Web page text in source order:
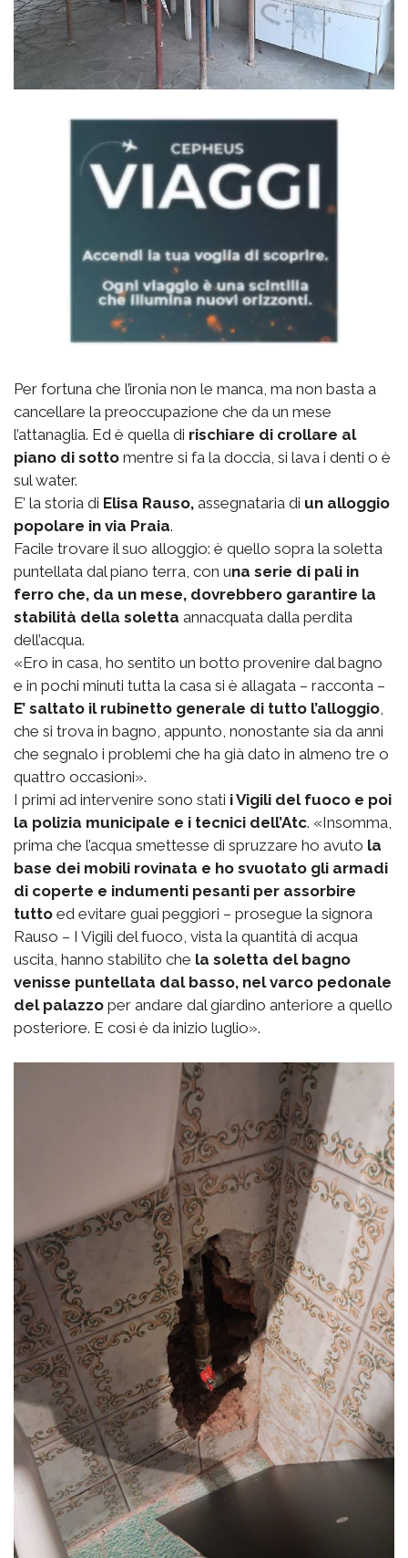
Per fortuna che l’ironia non le manca, ma non basta a
cancellare la preoccupazione che da un mese
l’attanaglia. Ed è quella di rischiare di crollare al
piano di sotto mentre si fa la doccia, si lava i denti o è
sul water.
E’ la storia di Elisa Rauso, assegnataria di un alloggio
popolare in via Praia.
Facile trovare il suo alloggio: è quello sopra la soletta
puntellata dal piano terra, con una serie di pali in
ferro che, da un mese, dovrebbero garantire la
stabilità della soletta annacquata dalla perdita
dell’acqua.
«Ero in casa, ho sentito un botto provenire dal bagno
e in pochi minuti tutta la casa si è allagata – racconta –
E’ saltato il rubinetto generale di tutto l’alloggio
che si trova in bagno, appunto, nonostante sia da anni
che segnalo i problemi che ha già dato in almeno tre o
quattro occasioni».
I primi ad intervenire sono stati i Vigili del fuoco e poi
la polizia municipale e i tecnici dell’Atc. «Insomma,
prima che l’acqua smettesse di spruzzare ho avuto la
base dei mobili rovinata e ho svuotato gli armadi
di coperte e indumenti pesanti per assorbire
tutto ed evitare guai peggiori – prosegue la signora
Rauso – I Vigili del fuoco, vista la quantità di acqua
uscita, hanno stabilito che la soletta del bagno
venisse puntellata dal basso, nel varco pedonale
del palazzo per andare dal giardino anteriore a quello
posteriore. E così è da inizio luglio».